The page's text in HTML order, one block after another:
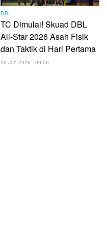
DBL
TC Dimulai! Skuad DBL
All-Star 2026 Asah Fisik
dan Taktik di Hari Pertama
20 Jun 2026 - 09:06